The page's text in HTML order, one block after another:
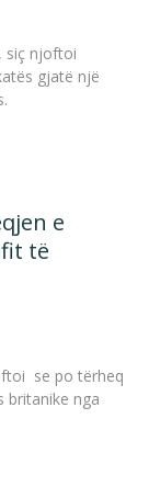
siç njoftoi
gjatë një
e
të
se po tërheq
britanike nga